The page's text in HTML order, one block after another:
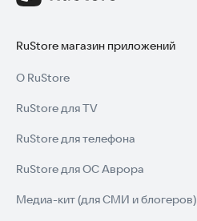
RuStore магазин приложений
О RuStore
RuStore для TV
RuStore для телефона
RuStore для ОС Аврора
Медиа-кит (для СМИ и блогеров)